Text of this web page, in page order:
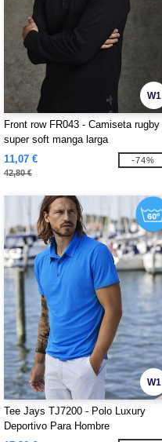
W1
Front row FR043 - Camiseta rugby
super soft manga larga
11,07 €
42,80 €
-74%
W1
Tee Jays TJ7200 - Polo Luxury
Deportivo Para Hombre